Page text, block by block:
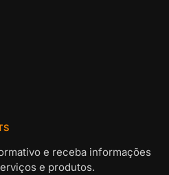
e receba informações
e produtos.